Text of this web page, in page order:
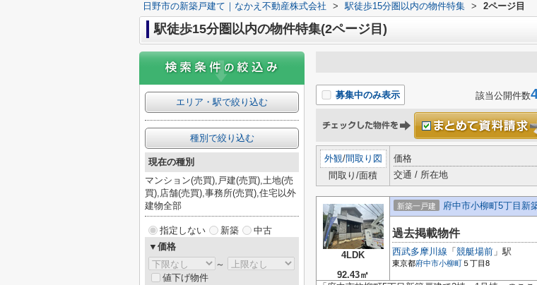
日野市の新築戸建て｜なかえ不動産株式会社 > 駅徒歩15分圏以内の物件特集 > 2ページ目
駅徒歩15分圏以内の物件特集(2ページ目)
募集中のみ表示 該当公開件数
外観/間取り図
間取り/面積
価格
交通 / 所在地
4LDK
92.43㎡
新築一戸建 府中市小柳町5丁目
過去掲載物件
西武多摩川線 「 競艇場前 」駅
東京都府中市小柳町 ５丁目8
エリア・駅で絞り込む
種別で絞り込む
現在の種別
マンション(売買),戸建(売買),土地(売
買),店舗(売買),事務所(売買),住宅以外
建物全部
指定しない 新築
中古
▼価格
～
値下げ物件